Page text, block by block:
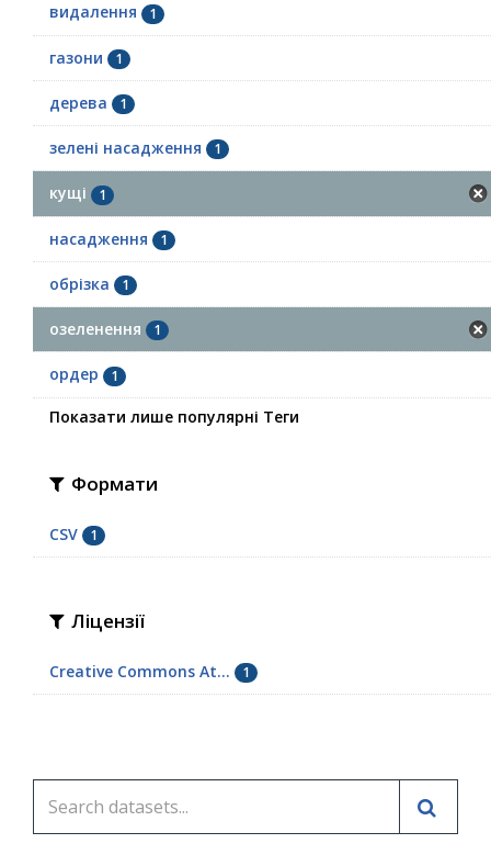
видалення 1
газони 1
дерева 1
зелені насадження 1
кущі 1
насадження 1
обрізка 1
озеленення 1
ордер 1
Показати лише популярні Теги
Формати
CSV 1
Ліцензії
Creative Commons At... 1